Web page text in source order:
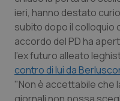
Rene &
Salute orale &
Sangue &
ieri, hanno destato
subito dopo il colloquio
accordo del PD ha
l'ex futuro alleato
contro di lui da
"Non è accettabile che